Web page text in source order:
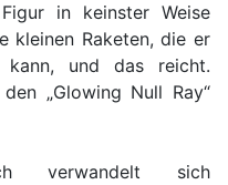
in keinster Weise
kleinen Raketen, die er
und das reicht.
„Glowing Null Ray“
verwandelt sich